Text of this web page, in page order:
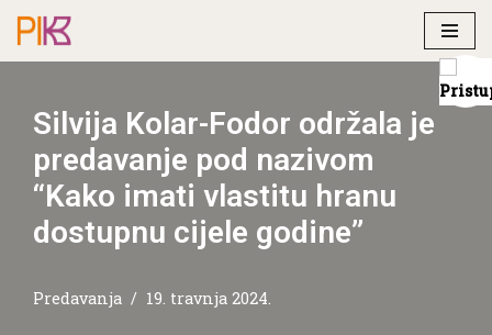
Skip
content
Silvija Kolar-Fodor održala je
predavanje pod nazivom
“Kako imati vlastitu hranu
dostupnu cijele godine”
Predavanja 19. travnja 2024.